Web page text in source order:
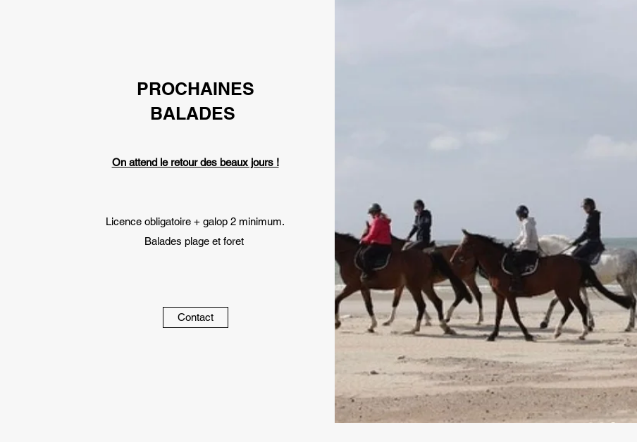
PROCHAINES
BALADES
On attend le retour des beaux jours !
Licence obligatoire + galop 2 minimum.
Balades plage et foret
Contact